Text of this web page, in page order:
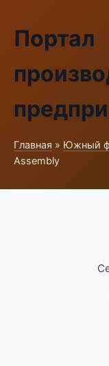
Портал
Главная » Южный
Assembly